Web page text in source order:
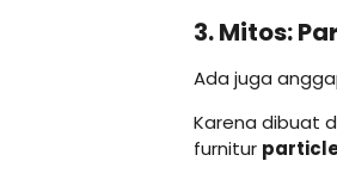
3. Mitos:
Ada juga
Karena dibuat
furnitur